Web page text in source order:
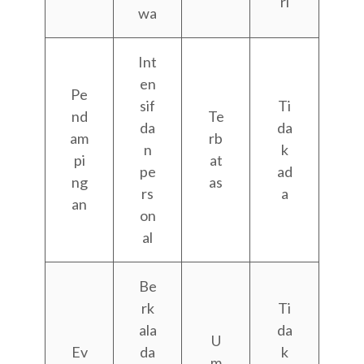
wa
Pe
nd
am
pi
ng
an
Int
en
sif
da
n
pe
rs
on
al
Te
rb
at
as
Ti
da
k
ad
a
Ev
Be
rk
ala
da
U
Ti
da
k